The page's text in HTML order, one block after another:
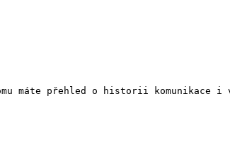
máte přehled o historii komunikace i